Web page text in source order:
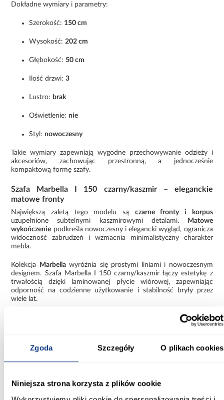
Zgoda Szczegóły O plikach cookies
Niniejsza strona korzysta z plików cookie
Dokładne wymiary i parametry:
Szerokość: 150 cm
Wysokość:202 cm
Głębokość:50 cm
Ilość drzwi:3
Lustro: brak
Oświetlenie:nie
Styl:nowoczesny
Takie wymiary zapewniają wygodne przechowywanie odzieży i
akcesoriów, zachowując przestronną, a jednocześnie
kompaktową formę szafy.
Szafa Marbella I 150 czarny/kaszmir – eleganckie
matowe fronty
Największą zaletą tego modelu są czarne fronty i korpus
uzupełnione subtelnymi kaszmirowymi detalami.
Matowe
wykończenie podkreśla nowoczesny i elegancki wygląd, ogranicza
widoczność zabrudzeń i wzmacnia minimalistyczny charakter
mebla.
Kolekcja Marbellawyróżnia się prostymi liniami i nowoczesnym
designem. Szafa Marbella I 150 czarny/kaszmir łączy estetykę z
trwałością dzięki laminowanej płycie wiórowej, zapewniając
odporność na codzienne użytkowanie i stabilność bryły przez
wiele lat.
Szafa nowoczesna do samodzielnego montażu –
samodzielnego montażu
, co ułatwia transport i wniesienie do
pojemnością i funkcjonalnością.